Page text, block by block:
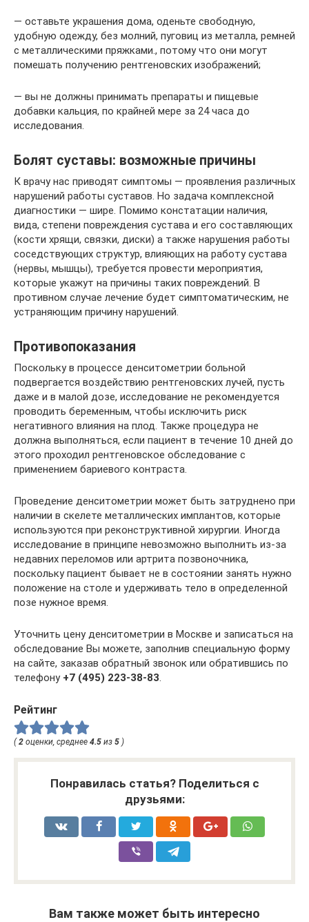
— оставьте украшения дома, оденьте свободную,
удобную одежду, без молний, пуговиц из металла, ремней
с металлическими пряжками., потому что они могут
помешать получению рентгеновских изображений;
— вы не должны принимать препараты и пищевые
добавки кальция, по крайней мере за 24 часа до
исследования.
Болят суставы: возможные причины
К врачу нас приводят симптомы — проявления различных
нарушений работы суставов. Но задача комплексной
диагностики — шире. Помимо констатации наличия,
вида, степени повреждения сустава и его составляющих
(кости хрящи, связки, диски) а также нарушения работы
соседствующих структур, влияющих на работу сустава
(нервы, мышцы), требуется провести мероприятия,
которые укажут на причины таких повреждений. В
противном случае лечение будет симптоматическим, не
устраняющим причину нарушений.
Противопоказания
Поскольку в процессе денситометрии больной
подвергается воздействию рентгеновских лучей, пусть
даже и в малой дозе, исследование не рекомендуется
проводить беременным, чтобы исключить риск
негативного влияния на плод. Также процедура не
должна выполняться, если пациент в течение 10 дней до
этого проходил рентгеновское обследование с
применением бариевого контраста.
Проведение денситометрии может быть затруднено при
наличии в скелете металлических имплантов, которые
используются при реконструктивной хирургии. Иногда
исследование в принципе невозможно выполнить из-за
недавних переломов или артрита позвоночника,
поскольку пациент бывает не в состоянии занять нужно
положение на столе и удерживать тело в определенной
позе нужное время.
Уточнить цену денситометрии в Москве и записаться на
обследование Вы можете, заполнив специальную форму
на сайте, заказав обратный звонок или обратившись по
телефону +7 (495) 223-38-83
Рейтинг
( 2 оценки, среднее 4.5 из 5 )
Понравилась статья? Поделиться с
друзьями:
Вам также может быть интересно